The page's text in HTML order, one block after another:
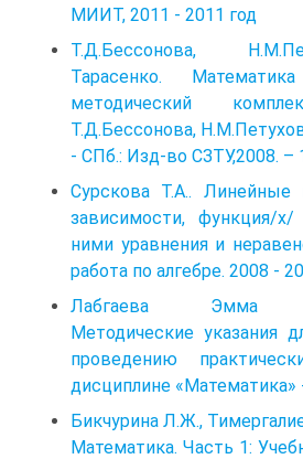
МИИТ, 2011 - 2011 год
Т.Д.Бессонова,
Тарасенко.
методический
Т.Д.Бессонова,
- СПб.: Изд-во CЗТУ,2008. –
Сурскова Т.А.. Линейные
зависимости, функция/
ними уравнения и
работа по алгебре. 2008 -
Лабгаева Эмма
Методические указания
проведению
дисциплине «Математика»
Бикчурина Л.Ж.,
Математика. Часть 1: